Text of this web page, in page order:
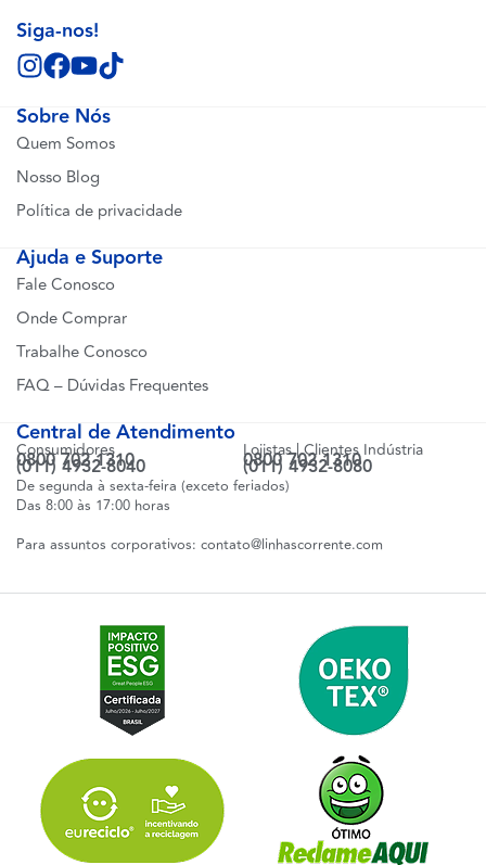
Sobre Nós
Quem Somos
Nosso Blog
Política de privacidade
Ajuda e Suporte
Fale Conosco
Onde Comprar
Trabalhe Conosco
FAQ – Dúvidas Frequentes
Central de Atendimento
Consumidores
0800 702 1310
(011) 4932-8040
Lojistas | Clientes Indústria
0800 702 1310
(011) 4932-8080
De segunda à sexta-feira (exceto feriados)
Das 8:00 às 17:00 horas
Para assuntos corporativos: contato@linhascorrente.com
Siga-nos!